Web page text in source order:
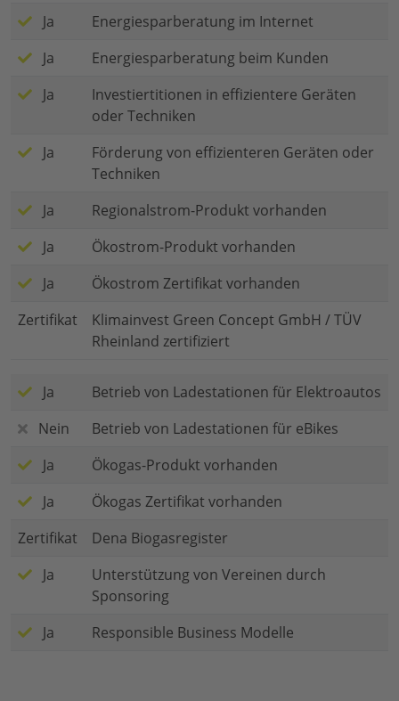
Ja
Energiesparberatung im Internet
Ja
Energiesparberatung beim Kunden
Ja
Investiertitionen in effizientere Geräten
oder Techniken
Ja
Förderung von effizienteren Geräten oder
Techniken
Ja
Regionalstrom-Produkt vorhanden
Ja
Ökostrom-Produkt vorhanden
Ja
Ökostrom Zertifikat vorhanden
Zertifikat
Klimainvest Green Concept GmbH / TÜV
Rheinland zertifiziert
Ja
Betrieb von Ladestationen für Elektroautos
Nein
Betrieb von Ladestationen für eBikes
Ja
Ökogas-Produkt vorhanden
Ja
Ökogas Zertifikat vorhanden
Zertifikat
Dena Biogasregister
Ja
Unterstützung von Vereinen durch
Sponsoring
Ja
Responsible Business Modelle